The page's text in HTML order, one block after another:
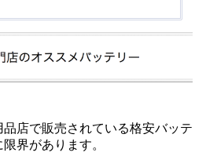
店で販売されている格安バッテ
界があります。